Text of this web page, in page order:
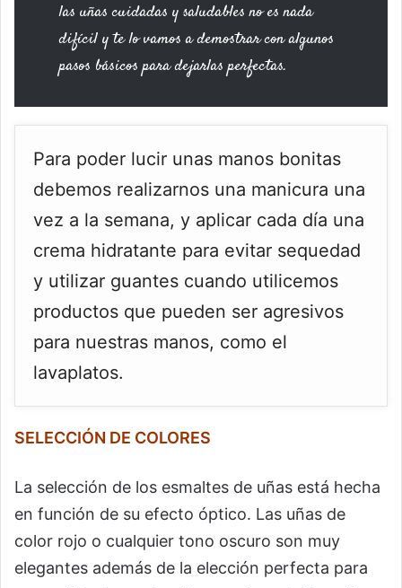
las uñas cuidadas y saludables no es nada
difícil y te lo vamos a demostrar con algunos
pasos básicos para dejarlas perfectas.
Para poder lucir unas manos bonitas
debemos realizarnos una manicura una
vez a la semana, y aplicar cada día una
crema hidratante para evitar sequedad
y utilizar guantes cuando utilicemos
productos que pueden ser agresivos
para nuestras manos, como el
lavaplatos.
SELECCIÓN DE COLORES
La selección de los esmaltes de uñas está hecha
en función de su efecto óptico. Las uñas de
color rojo o cualquier tono oscuro son muy
elegantes además de la elección perfecta para